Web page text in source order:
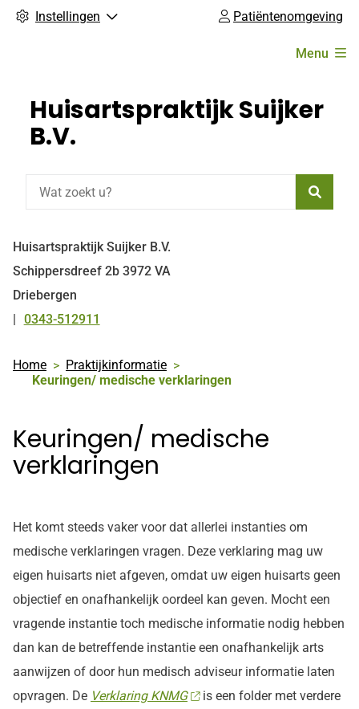
Instellingen Patiëntenomgeving
Menu
Huisartspraktijk Suijker
B.V.
Huisartspraktijk Suijker B.V.
Schippersdreef 2b 3972 VA
Driebergen
Tel:
0343-512911
Home
Praktijkinformatie
Keuringen/ medische verklaringen
Keuringen/ medische
verklaringen
Het komt steeds vaker voor dat allerlei instanties om
medische verklaringen vragen. Deze verklaring mag uw
eigen huisarts niet afgeven, omdat uw eigen huisarts geen
objectief en onafhankelijk oordeel kan geven. Mocht een
vragende instantie toch medische informatie nodig hebben
dan kan de betreffende instantie een onafhankelijk arts
aanwijzen of door hun medisch adviseur informatie laten
opvragen. De Verklaring KNMG
is een folder met verdere